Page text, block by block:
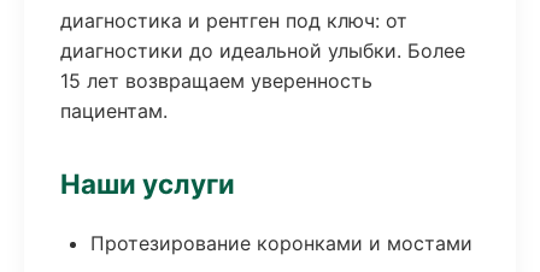
диагностика и рентген под ключ: от
диагностики до идеальной улыбки. Более
15 лет возвращаем уверенность
пациентам.
Наши услуги
Протезирование коронками и мостами